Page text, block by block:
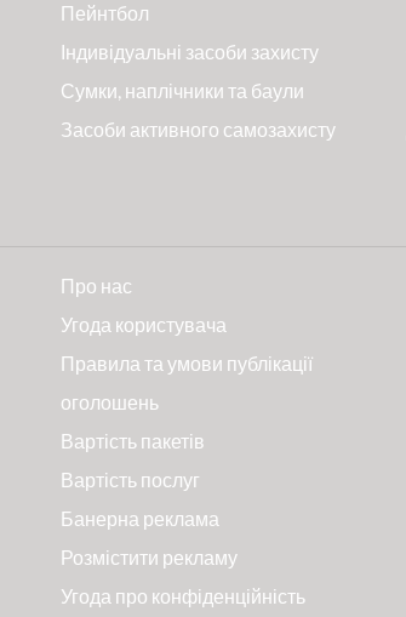
Пейнтбол
Індивідуальні засоби захисту
Сумки, наплічники та баули
Засоби активного самозахисту
Про нас
Угода користувача
Правила та умови публікації
оголошень
Вартість пакетів
Вартість послуг
Банерна реклама
Розмістити рекламу
Угода про конфіденційність